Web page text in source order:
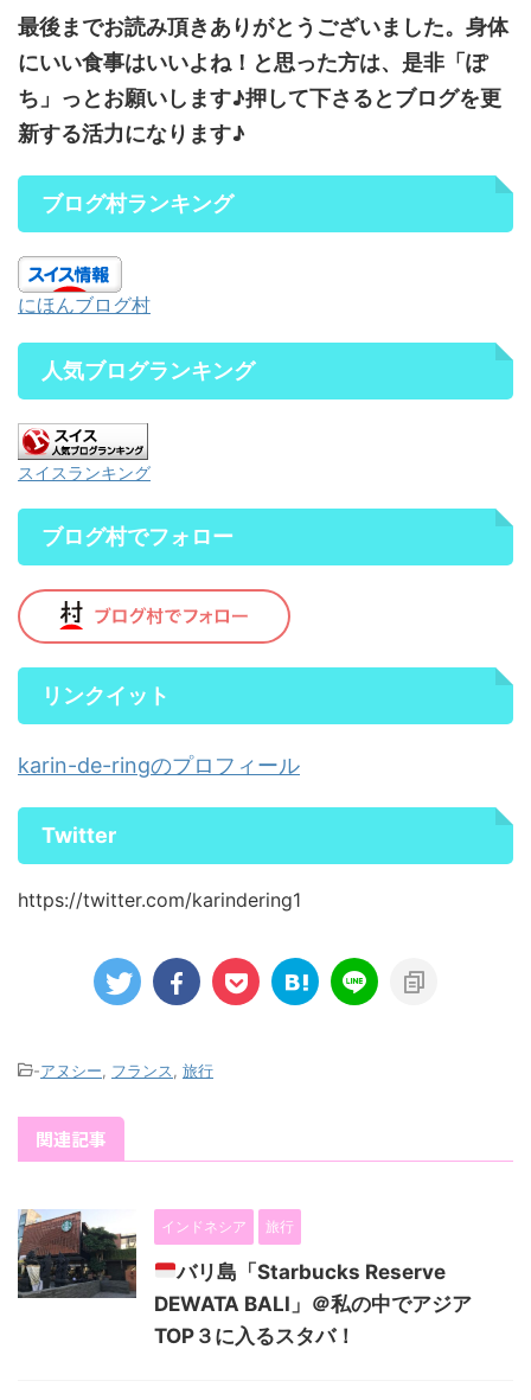
最後までお読み頂きありがとうございました。身体
にいい食事はいいよね！と思った方は、是非「ぽ
ち」っとお願いします♪押して下さるとブログを更
新する活力になります♪
ブログ村ランキング
にほんブログ村
人気ブログランキング
スイスランキング
ブログ村でフォロー
リンクイット
karin-de-ringのプロフィール
Twitter
https://twitter.com/karindering1
-アヌシー フランス 旅行
関連記事
インドネシア 旅行
バリ島「Starbucks Reserve
DEWATA BALI」＠私の中でアジア
TOP３に入るスタバ！